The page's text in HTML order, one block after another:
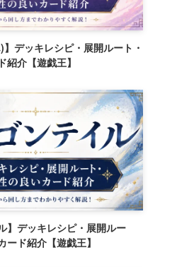
】デッキレシピ・展開ルート・
紹介【遊戯王】
】デッキレシピ・展開ルー
ード紹介【遊戯王】